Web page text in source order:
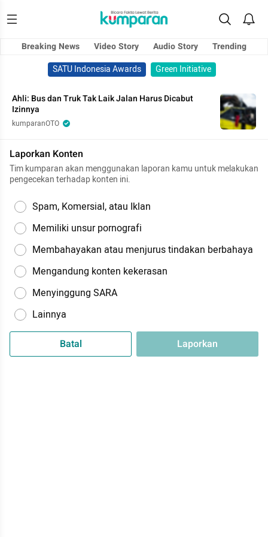
Breaking News Video Story Audio Story
Trending
SATU Indonesia Awards
Green Initiative
Ahli: Bus dan Truk Tak Laik Jalan Harus Dicabut
Izinnya
kumparanOTO
Laporkan Konten
Tim kumparan akan menggunakan laporan kamu untuk melakukan
pengecekan terhadap konten ini.
Spam, Komersial, atau Iklan
Memiliki unsur pornografi
Membahayakan atau menjurus tindakan berbahaya
Mengandung konten kekerasan
Menyinggung SARA
Lainnya
Batal Laporkan